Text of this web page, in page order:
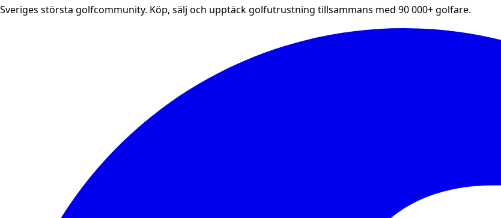
Sveriges största golfcommunity. Köp, sälj och upptäck golfutrustning tillsammans med 90 000+ golfare.